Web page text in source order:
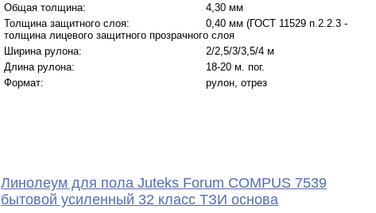
Общая толщина:
4,30 мм
Толщина защитного слоя:
0,40 мм (ГОСТ 11529 п.2.2.3 -
толщина лицевого защитного прозрачного слоя
Ширина рулона:
2/2,5/3/3,5/4 м
Длина рулона:
18-20 м. пог.
Формат:
рулон, отрез
Линолеум для пола Juteks Forum COMPUS 7539
бытовой усиленный 32 класс ТЗИ основа